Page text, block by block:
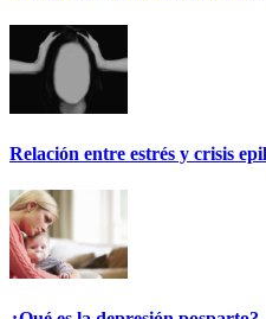
Relación entre estrés y crisis